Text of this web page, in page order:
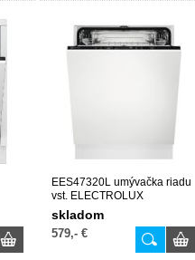
EES47320L umývačka riadu
vst. ELECTROLUX
skladom
579,- €